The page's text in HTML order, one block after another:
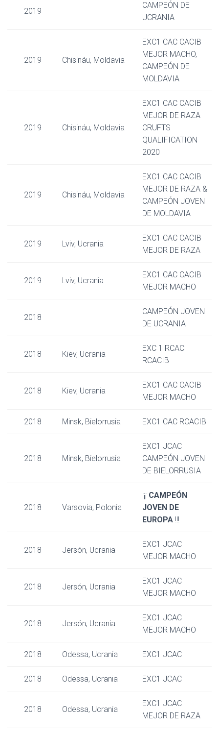
2019
CAMPEÓN DE
UCRANIA
2019 Chisináu, Moldavia
EXC1 CAC CACIB
MEJOR MACHO,
CAMPEÓN DE
MOLDAVIA
2019 Chisináu, Moldavia
EXC1 CAC CACIB
MEJOR DE RAZA
CRUFTS
QUALIFICATION
2020
2019 Chisináu, Moldavia
EXC1 CAC CACIB
MEJOR DE RAZA &
CAMPEÓN JOVEN
DE MOLDAVIA
2019 Lviv, Ucrania
EXC1 CAC CACIB
MEJOR DE RAZA
2019 Lviv, Ucrania
EXC1 CAC CACIB
MEJOR MACHO
2018
CAMPEÓN JOVEN
DE UCRANIA
2018 Kiev, Ucrania
EXC 1 RCAC
RCACIB
2018 Kiev, Ucrania
EXC1 CAC CACIB
MEJOR MACHO
2018 Minsk, Bielorrusia EXC1 CAC RCACIB
2018 Minsk, Bielorrusia
EXC1 JCAC
CAMPEÓN JOVEN
DE BIELORRUSIA
2018 Varsovia, Polonia
¡¡¡ CAMPEÓN
JOVEN DE
EUROPA !!!
2018 Jersón, Ucrania
EXC1 JCAC
MEJOR MACHO
2018 Jersón, Ucrania
EXC1 JCAC
MEJOR MACHO
2018 Jersón, Ucrania
EXC1 JCAC
MEJOR MACHO
2018 Odessa, Ucrania EXC1 JCAC
2018 Odessa, Ucrania EXC1 JCAC
2018 Odessa, Ucrania
EXC1 JCAC
MEJOR DE RAZA